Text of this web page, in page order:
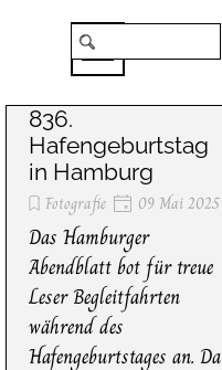
836.
Hafengeburtstag
in Hamburg
Fotografie 09 Mai 2025
Das Hamburger
Abendblatt bot für treue
Leser Begleitfahrten
während des
Hafengeburtstages an. Da